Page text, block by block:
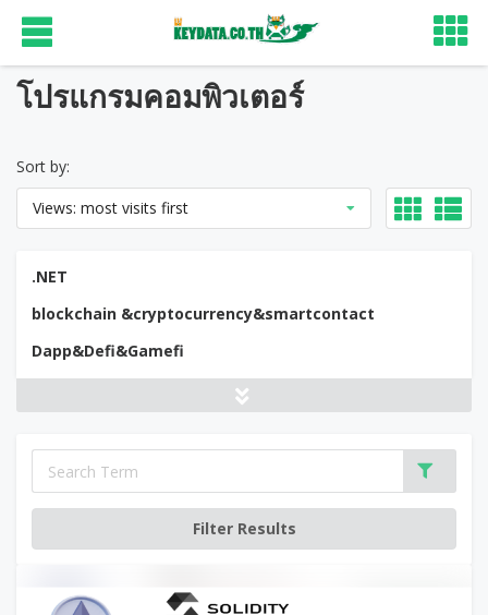
โปรแกรมคอมพิวเตอร์
Sort by:
Views: most visits first
.NET
blockchain &cryptocurrency&smartcontact
Dapp&Defi&Gamefi